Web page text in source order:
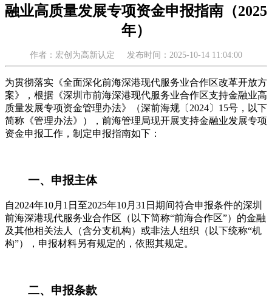
融业高质量发展专项资金申报指南（2025
年）
作者：宏创为高新认定 发布时间：2025-10-14 11:04:00
为贯彻落实《全面深化前海深港现代服务业合作区改革开放方
案》，根据《深圳市前海深港现代服务业合作区支持金融业高
质量发展专项资金管理办法》（深前海规〔2024〕15号，以下
简称《管理办法》），前海管理局现开展支持金融业发展专项
资金申报工作，制定申报指南如下：
一、申报主体
自2024年10月1日至2025年10月31日期间符合申报条件的深圳
前海深港现代服务业合作区（以下简称“前海合作区”）的金融
及其他相关法人（含分支机构）或非法人组织（以下统称“机
构”），申报材料另有规定的，依照其规定。
二、申报条款